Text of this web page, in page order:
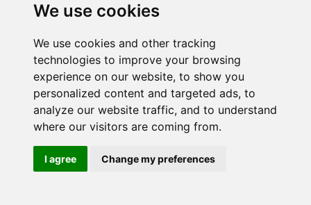
We use cookies
We use cookies and other tracking
technologies to improve your browsing
experience on our website, to show you
personalized content and targeted ads, to
analyze our website traffic, and to understand
where our visitors are coming from.
I agree Change my preferences
žmogaus mintys.
Labai šaunus Petro komentaras. Visada maniau, kad Petras
neeilinis žmogus.
Petras